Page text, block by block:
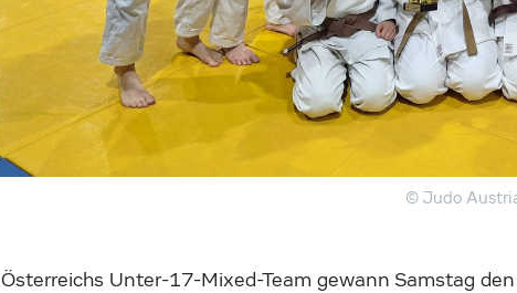
© Judo
Österreichs Unter-17-Mixed-Team gewann Samstag